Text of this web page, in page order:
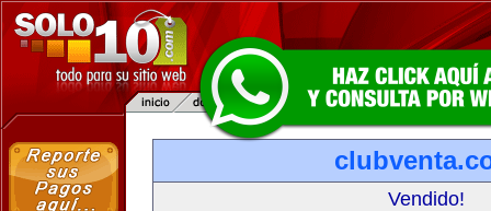
Vendido!